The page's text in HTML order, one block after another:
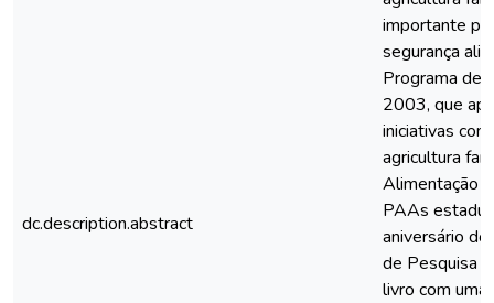
dc.description.abstract
importante
segurança
Programa de
2003, que
iniciativas
agricultura
Alimentação
PAAs
aniversário
de Pesquisa
livro com